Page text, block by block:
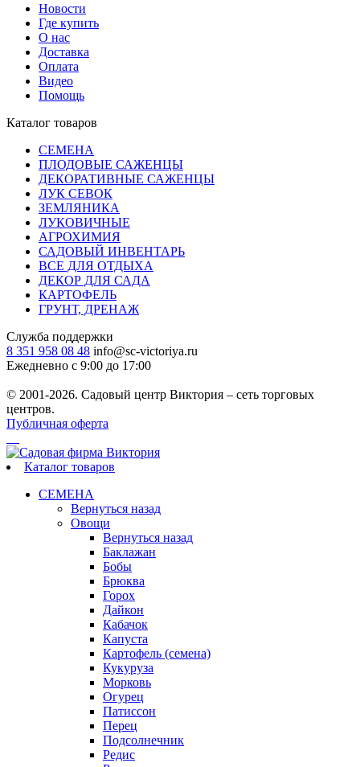
Новости
Где купить
О нас
Доставка
Оплата
Видео
Помощь
Каталог товаров
СЕМЕНА
ПЛОДОВЫЕ САЖЕНЦЫ
ДЕКОРАТИВНЫЕ САЖЕНЦЫ
ЛУК СЕВОК
ЗЕМЛЯНИКА
ЛУКОВИЧНЫЕ
АГРОХИМИЯ
САДОВЫЙ ИНВЕНТАРЬ
ВСЕ ДЛЯ ОТДЫХА
ДЕКОР ДЛЯ САДА
КАРТОФЕЛЬ
ГРУНТ, ДРЕНАЖ
Служба поддержки
8 351 958 08 48 info@sc-victoriya.ru
Ежедневно с 9:00 до 17:00
© 2001-2026. Садовый центр Виктория – сеть торговых
центров.
Публичная оферта
Каталог товаров
СЕМЕНА
Вернуться назад
Овощи
Вернуться назад
Баклажан
Бобы
Брюква
Горох
Дайкон
Кабачок
Капуста
Картофель (семена)
Кукуруза
Морковь
Огурец
Патиссон
Перец
Подсолнечник
Редис